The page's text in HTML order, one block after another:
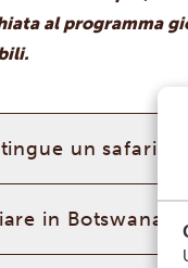
al programma
un safari in
in Botswana?